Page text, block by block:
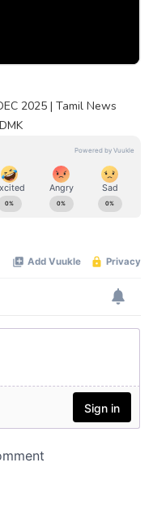
2025 | Tamil News